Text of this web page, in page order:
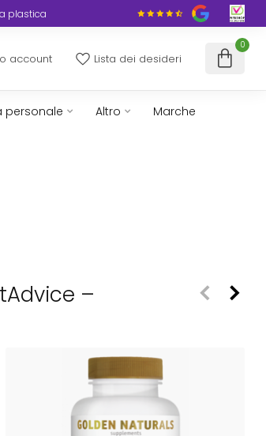
plastica
account Lista dei desideri
0
personale Altro Marche
–